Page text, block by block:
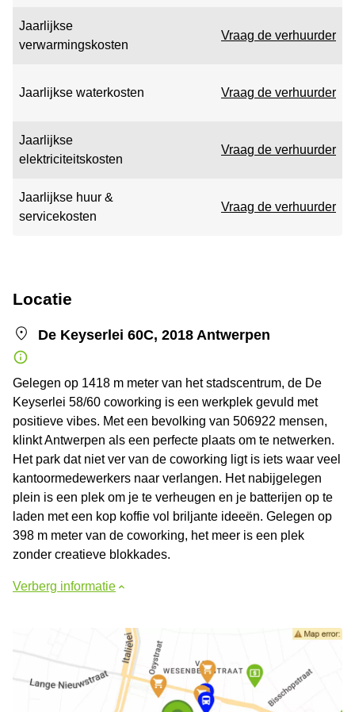
Jaarlijkse
verwarmingskosten
Vraag de verhuurder
Jaarlijkse waterkosten Vraag de verhuurder
Jaarlijkse
elektriciteitskosten
Vraag de verhuurder
Jaarlijkse huur &
servicekosten
Vraag de verhuurder
Locatie
De Keyserlei 60C, 2018 Antwerpen
Gelegen op 1418 m meter van het stadscentrum, de De
Keyserlei 58/60 coworking is een werkplek gevuld met
positieve vibes. Met een bevolking van 506922 mensen,
klinkt Antwerpen als een perfecte plaats om te netwerken.
Het park dat niet ver van de coworking ligt is iets waar veel
kantoormedewerkers naar verlangen. Het nabijgelegen
plein is een plek om je te verheugen en je batterijen op te
laden met een kop koffie vol briljante ideeën. Gelegen op
398 m meter van de coworking, het meer is een plek
zonder creatieve blokkades.
Verberg informatie